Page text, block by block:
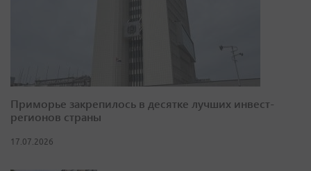
Приморье закрепилось в десятке лучших инвест-
регионов страны
17.07.2026